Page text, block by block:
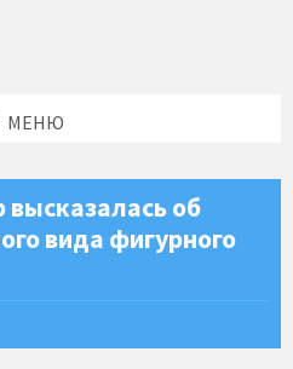
МЕНЮ
высказалась об
вида фигурного